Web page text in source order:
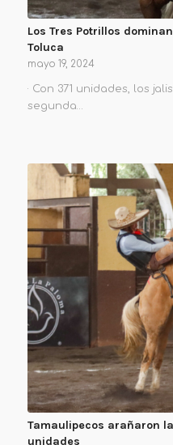
Los Tres Potrillos
Toluca
mayo 19, 2024
· Con 371 unidades, los
segunda…
Tamaulipecos arañaron
unidades